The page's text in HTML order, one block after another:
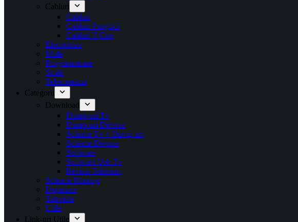
Cabluri
Cabluri
Cabluri Panglică
Cabluri T-Con
Electronice
Mufe
Programatoare
Scule
Telecomenzi
Categorii
Download
Dump-uri Tv
Dump-uri Diverse
Scheme Tv + Dump-uri
Scheme Diverse
Software
Software Usb Tv
Revista Tehnium
Scheme Montaje
Depanare
Tutoriale
Utile
Link-uri Utile